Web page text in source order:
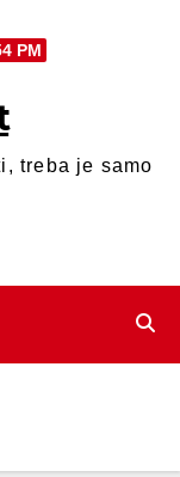
PM
treba je samo